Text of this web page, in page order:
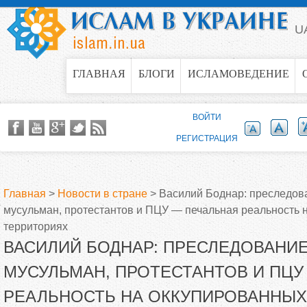
Jump to navigation
ГЛАВНАЯ БЛОГИ ИСЛАМОВЕДЕНИЕ
В
ы
Главная > Новости в стране > Василий Боднар:
мусульман, протестантов и ПЦУ — печальная реальность
территориях
ВАСИЛИЙ БОДНАР:
МУСУЛЬМАН, ПРОТЕСТАНТОВ И
РЕАЛЬНОСТЬ НА
ВОЙТИ
РЕГИСТРАЦИЯ